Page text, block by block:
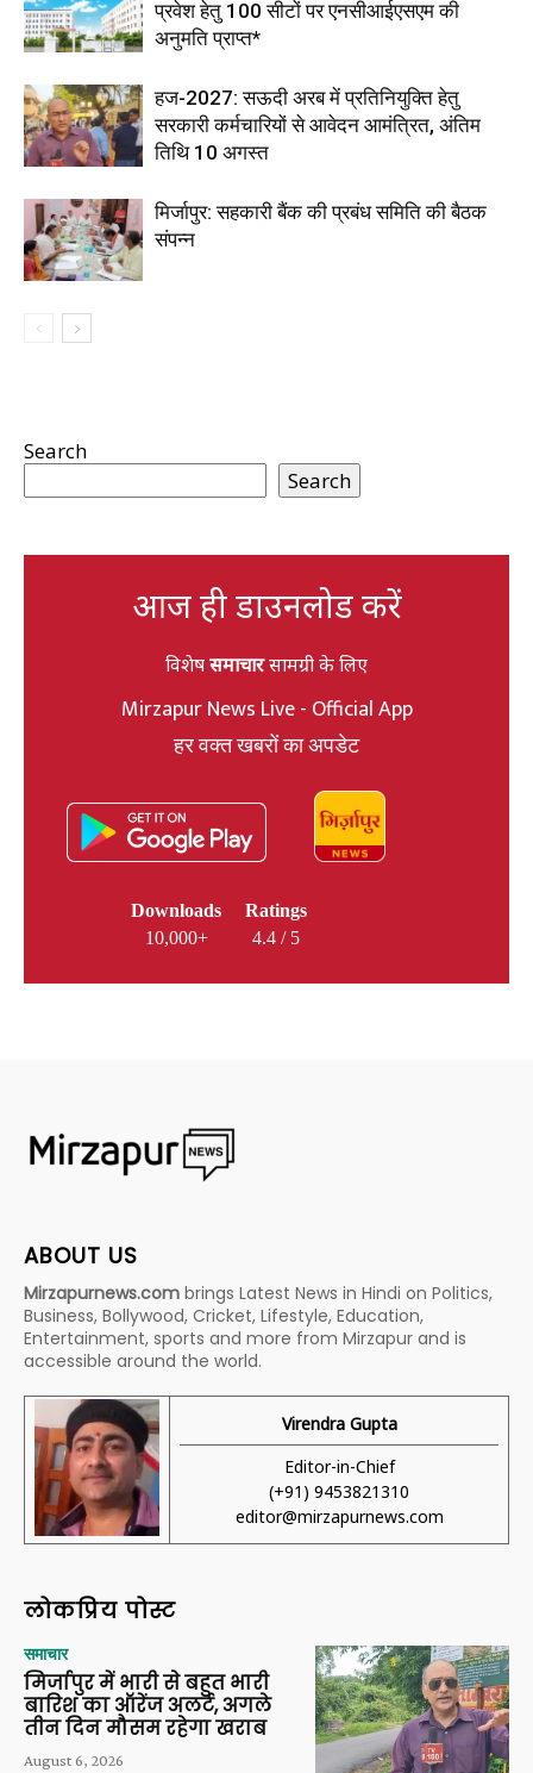
प्रवेश हेतु 100 सीटों पर एनसीआईएसएम की
अनुमति प्राप्त*
हज-2027: सऊदी अरब में प्रतिनियुक्ति हेतु
सरकारी कर्मचारियों से आवेदन आमंत्रित, अंतिम
तिथि 10 अगस्त
मिर्जापुर: सहकारी बैंक की प्रबंध समिति की बैठक
संपन्न
Search
Search
आज ही डाउनलोड करें
विशेषसमाचारसामग्री के लिए
Mirzapur News Live - Official App
हर वक्त खबरों का अपडेट
Downloads
10,000+
Ratings
4.4 / 5
ABOUT US
Mirzapurnews.com brings Latest News in Hindi on Politics,
Business, Bollywood, Cricket, Lifestyle, Education,
Entertainment, sports and more from Mirzapur and is
accessible around the world.
Virendra Gupta
Editor-in-Chief
(+91) 9453821310
editor@mirzapurnews.com
लोकप्रिय पोस्ट
समाचार
मिर्जापुर में भारी से बहुत भारी
बारिश का ऑरेंज अलर्ट, अगले
तीन दिन मौसम रहेगा खराब
August 6, 2026